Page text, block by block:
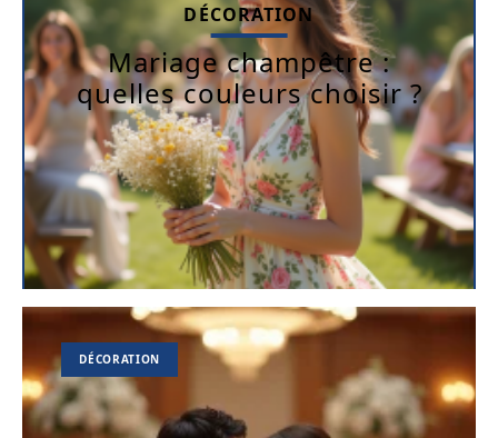
DÉCORATION
Mariage champêtre :
quelles couleurs choisir ?
DÉCORATION